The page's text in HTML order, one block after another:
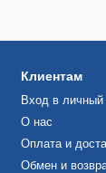
Клиентам
Вход в личный
О нас
Оплата и
Обмен и